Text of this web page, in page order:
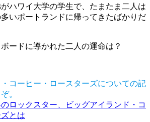
ハワイ大学の学生で、たまたま二人は
いポートランドに帰ってきたばかりだ
ードに導かれた二人の運命は？
コーヒー・ロースターズについての記
。
ロックスター、ビッグアイランド・コ
とは